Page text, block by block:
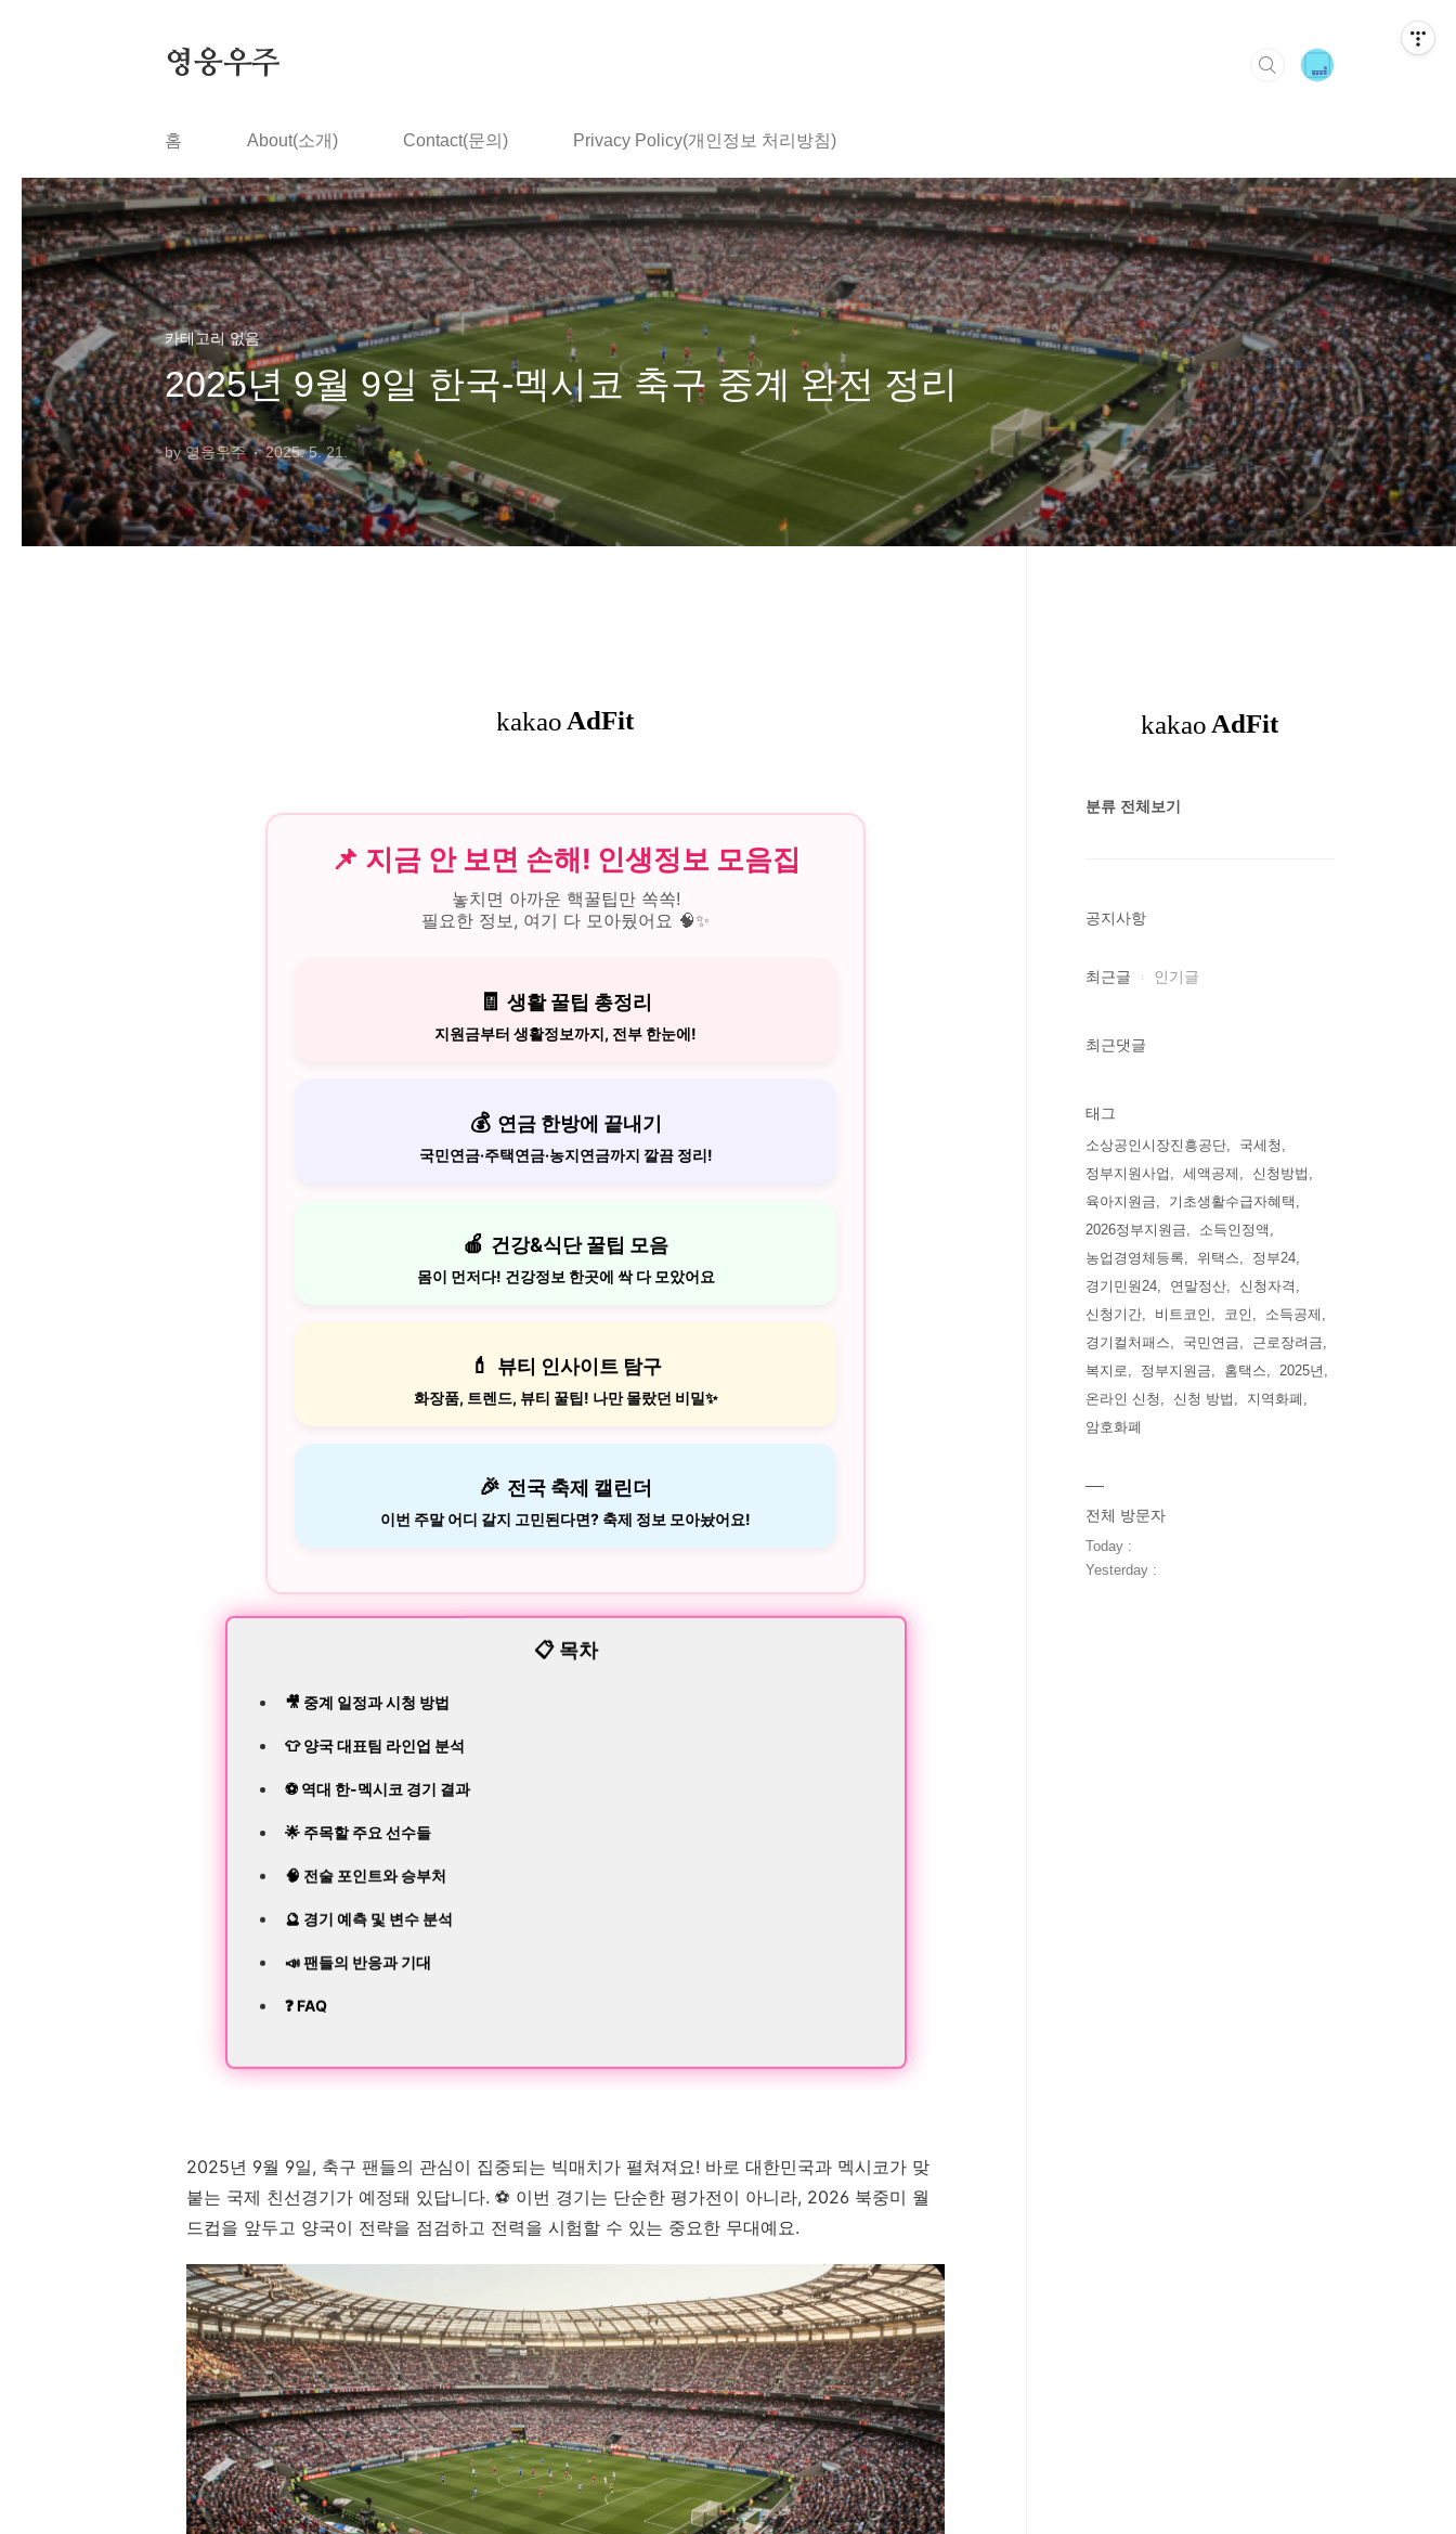
영웅우주
홈 About(소개) Contact(문의) Privacy Policy(개인정보 처리방침)
카테고리 없음
2025년 9월 9일 한국-멕시코 축구 중계 완전 정리
by 영웅우주 2025. 5. 21.
📌 지금 안 보면 손해! 인생정보 모음집
놓치면 아까운 핵꿀팁만 쏙쏙!
필요한 정보, 여기 다 모아뒀어요 🧠✨
🧾 생활 꿀팁 총정리
지원금부터 생활정보까지, 전부 한눈에!
💰 연금 한방에 끝내기
국민연금·주택연금·농지연금까지 깔끔 정리!
🍎 건강&식단 꿀팁 모음
몸이 먼저다! 건강정보 한곳에 싹 다 모았어요
💄 뷰티 인사이트 탐구
화장품, 트렌드, 뷰티 꿀팁! 나만 몰랐던 비밀✨
🎉 전국 축제 캘린더
이번 주말 어디 갈지 고민된다면? 축제 정보 모아놨어요!
📋 목차
🎥 중계 일정과 시청 방법
👕 양국 대표팀 라인업 분석
⚽ 역대 한-멕시코 경기 결과
🌟 주목할 주요 선수들
🧠 전술 포인트와 승부처
🔮 경기 예측 및 변수 분석
📣 팬들의 반응과 기대
❓ FAQ
2025년 9월 9일, 축구 팬들의 관심이 집중되는 빅매치가 펼쳐져요! 바로 대한민국과 멕시코가 맞
붙는 국제 친선경기가 예정돼 있답니다. ⚽ 이번 경기는 단순한 평가전이 아니라, 2026 북중미 월
드컵을 앞두고 양국이 전략을 점검하고 전력을 시험할 수 있는 중요한 무대예요.
분류 전체보기
공지사항
최근글 인기글
최근댓글
태그
소상공인시장진흥공단
국세청
정부지원사업
세액공제
신청방법
육아지원금
기초생활수급자혜택
2026정부지원금
소득인정액
농업경영체등록
위택스
정부24
경기민원24
연말정산
신청자격
신청기간
비트코인 코인
소득공제
경기컬처패스
국민연금
근로장려금
복지로
정부지원금 홈택스
2025년
온라인 신청
신청 방법
지역화폐
암호화폐
전체 방문자
Today :
Yesterday :